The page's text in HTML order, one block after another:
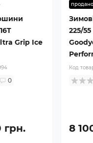
Grip Ice
0
грн.
продано
225/55
Код
8